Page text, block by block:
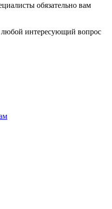
обязательно вам
интересующий вопрос